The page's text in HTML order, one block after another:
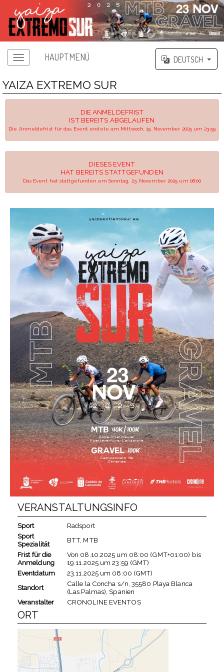
HAUPTMENÜ DEUTSCH
YAIZA EXTREMO SUR
DIE ANMELDEFRIST
IST BEREITS ABGELAUFEN
Die Anmeldefrist für das Event endete am Mittwoch, 19. November 2025 um 23:59
DIESES EVENT
HAT BEREITS STATTGEFUNDEN
Das Event hat stattgefunden am Sonntag, 23. November 2025 um 08:00
VERANSTALTUNGSINFO
Sport
Radsport
Sport
Spezialität
BTT, MTB
Frist für die
Anmeldung
Von 08.10.2025 um 08:00 (GMT+01:00) bis
19.11.2025um23:59 (GMT)
Eventdatum
23.11.2025um 08:00 (GMT)
Standort
Calle la Concha s/n, 35580 Playa Blanca
(Las Palmas), Spanien
Veranstalter
CRONOLINE EVENTOS
ORT